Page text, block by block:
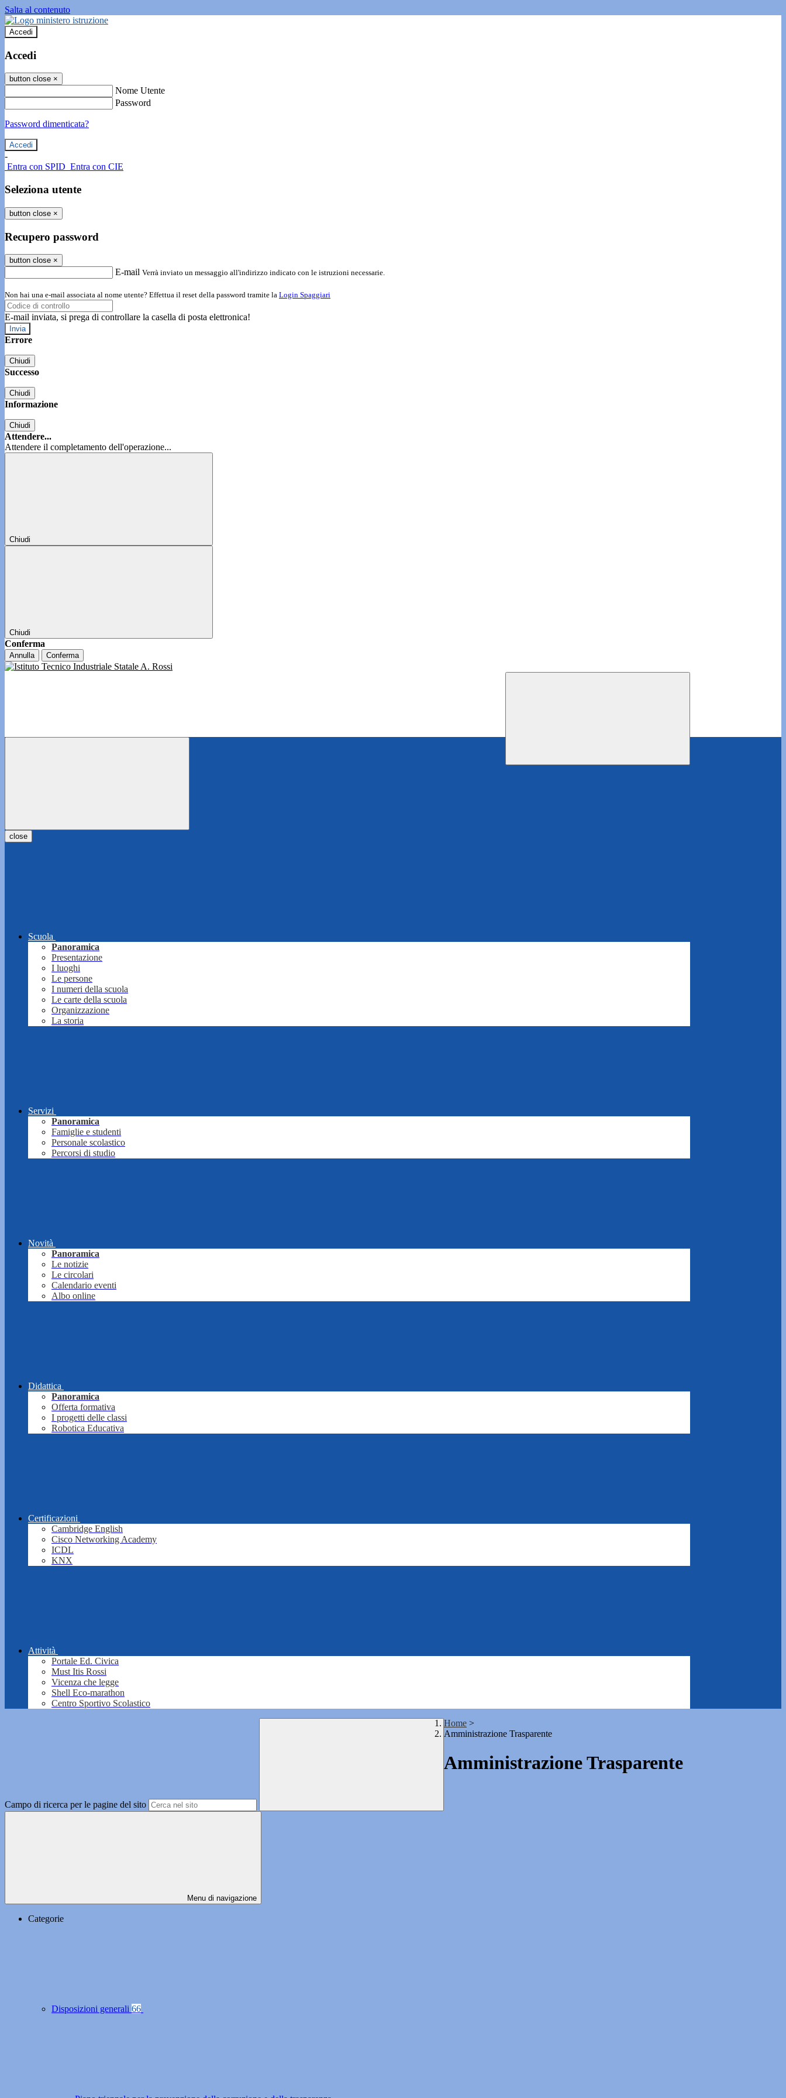
Salta al contenuto
Accedi
Accedi
button close ×
Nome Utente
Password
Password dimenticata?
-
Entra con SPID Entra con CIE
Seleziona utente
button close ×
Recupero password
button close ×
E-mail Verrà inviato un messaggio all'indirizzo indicato con le istruzioni necessarie.
Non hai una e-mail associata al nome utente? Effettua il reset della password tramite la Login Spaggiari
E-mail inviata, si prega di controllare la casella di posta elettronica!
Errore
Chiudi
Successo
Chiudi
Informazione
Chiudi
Attendere...
Attendere il completamento dell'operazione...
Chiudi
Chiudi
Conferma
Annulla Conferma
close
Scuola
Panoramica
Presentazione
I luoghi
Le persone
I numeri della scuola
Le carte della scuola
Organizzazione
La storia
Servizi
Panoramica
Famiglie e studenti
Personale scolastico
Percorsi di studio
Novità
Panoramica
Le notizie
Le circolari
Calendario eventi
Albo online
Didattica
Panoramica
Offerta formativa
I progetti delle classi
Robotica Educativa
Certificazioni
Cambridge English
Cisco Networking Academy
ICDL
KNX
Attività
Portale Ed. Civica
Must Itis Rossi
Vicenza che legge
Shell Eco-marathon
Centro Sportivo Scolastico
Campo di ricerca per le pagine del sito
Home >
Amministrazione Trasparente
Amministrazione Trasparente
Menu di navigazione
Categorie
Disposizioni generali 66